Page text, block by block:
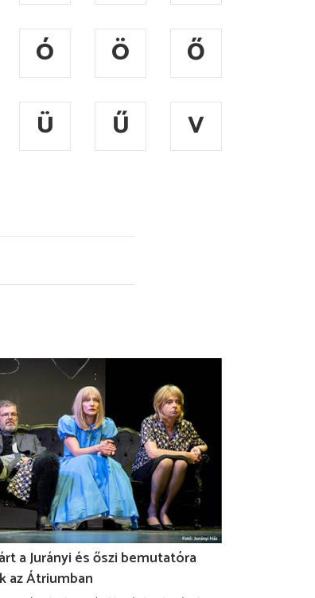
Ó Ö
Ő
Ü Ű
V
a Jurányi és őszi bemutatóra
az Átriumban